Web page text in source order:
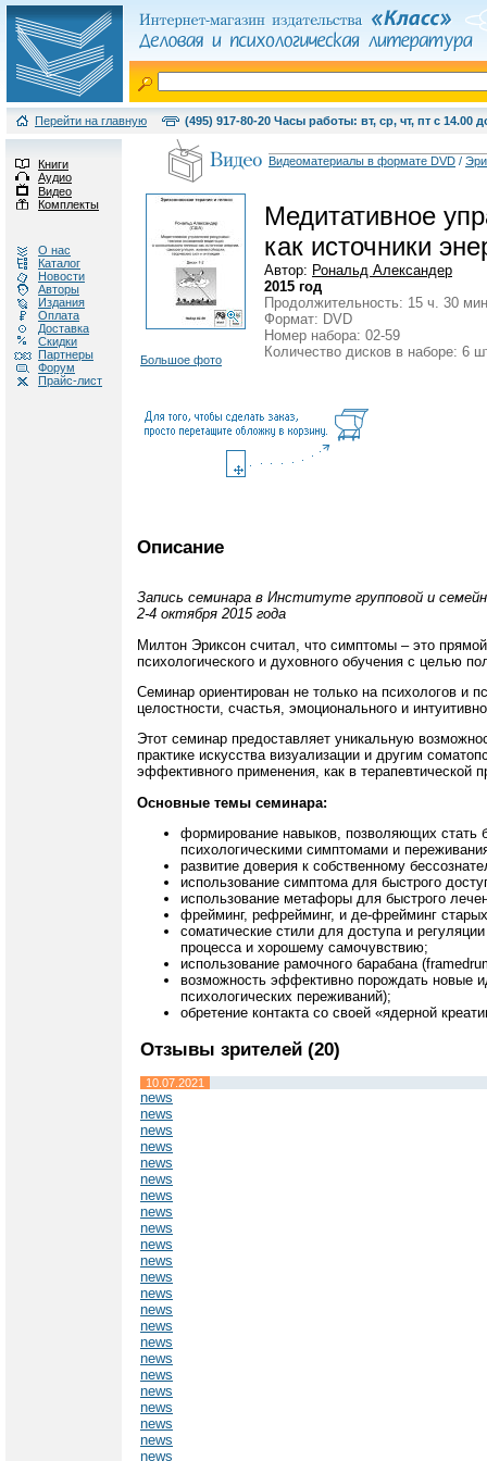
Перейти на главную (495) 917-80-20 Часы работы: вт, ср, чт, пт с 14.00
Книги
Аудио
Видео
Комплекты
О нас
Каталог
Новости
Авторы
Издания
Оплата
Доставка
Скидки
Партнеры
Форум
Прайс-лист
Видеоматериалы в формате DVD /
Большое фото
Медитативное
как источники
Автор: Рональд Александер
2015 год
Продолжительность: 15 ч. 30
Формат: DVD
Номер набора: 02-59
Количество дисков в наборе: 6
Описание
Запись семинара в Институте групповой и
2-4 октября 2015 года
Милтон Эриксон считал, что симптомы – это
психологического и духовного обучения с целью
Семинар ориентирован не только на психологов и
целостности, счастья, эмоционального и
Этот семинар предоставляет уникальную
практике искусства визуализации и другим
эффективного применения, как в терапевтической
Основные темы семинара:
формирование навыков, позволяющих стать
психологическими симптомами и
развитие доверия к собственному
использование симптома для быстрого
использование метафоры для быстрого
фрейминг, рефрейминг, и де-фрейминг
соматические стили для доступа и
процесса и хорошему самочувствию;
использование рамочного барабана
возможность эффективно порождать новые
психологических переживаний);
обретение контакта со своей «ядерной
Отзывы зрителей (20)
10.07.2021
news
news
news
news
news
news
news
news
news
news
news
news
news
news
news
news
news
news
news
news
news
news
news